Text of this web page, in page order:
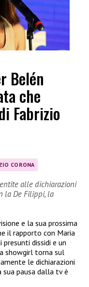
Belén
che
Fabrizio
CORONA
alle dichiarazioni
la De Filippi, la
e la sua prossima
il rapporto con Maria
dissidi e un
showgirl torna sul
le dichiarazioni
sua pausa dalla tv è